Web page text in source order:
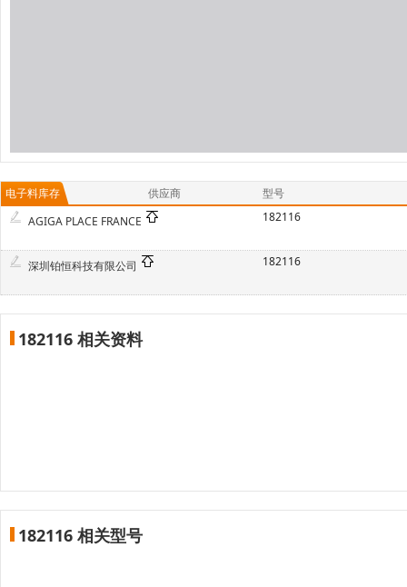
电子料库存 供应商
型号
AGIGA PLACE FRANCE
182116
深圳铂恒科技有限公司 182116
182116 相关资料
182116 相关型号